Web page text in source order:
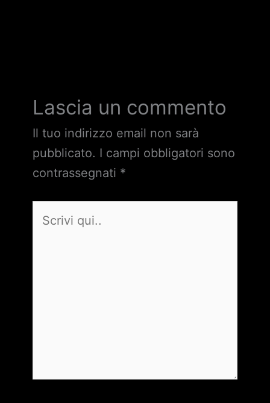
Lascia un commento
Il tuo indirizzo email non sarà
pubblicato. I campi obbligatori sono
contrassegnati *
qui..